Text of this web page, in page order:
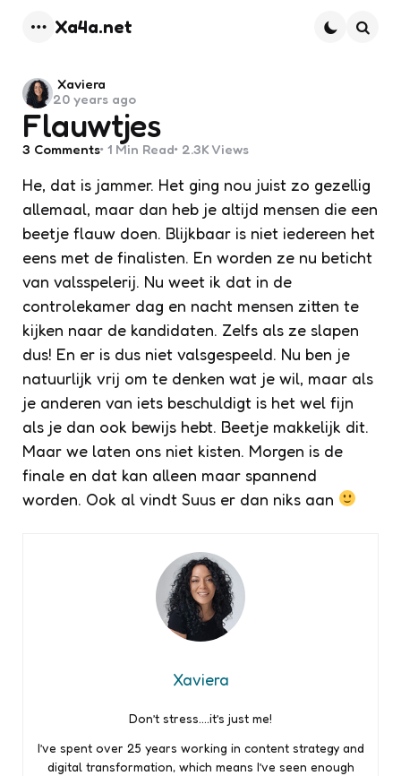
Xa4a.net
Flauwtjes
Posted
by
Xaviera
20 years ago
3 Comments 1 Min Read 2.3K Views
He, dat is jammer. Het ging nou juist zo gezellig
allemaal, maar dan heb je altijd mensen die een
beetje flauw doen. Blijkbaar is niet iedereen het
eens met de finalisten. En worden ze nu beticht
van valsspelerij. Nu weet ik dat in de
controlekamer dag en nacht mensen zitten te
kijken naar de kandidaten. Zelfs als ze slapen
dus! En er is dus niet valsgespeeld. Nu ben je
natuurlijk vrij om te denken wat je wil, maar als
je anderen van iets beschuldigt is het wel fijn
als je dan ook bewijs hebt. Beetje makkelijk dit.
Maar we laten ons niet kisten. Morgen is de
finale en dat kan alleen maar spannend
worden. Ook al vindt Suus er dan niks aan
Xaviera
Don’t stress….it’s just me!
I’ve spent over 25 years working in content strategy and
digital transformation, which means I’ve seen enough